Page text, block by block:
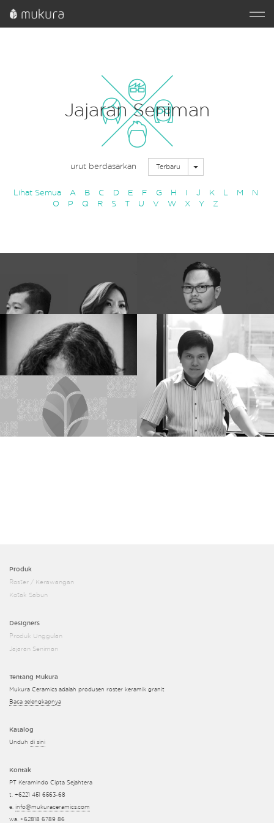
Jajaran Seniman
urut berdasarkan Terbaru Toggle Dropdown
Lihat Semua A B C D E F G H J K L M
N
O
P Q R S U V W X Y Z
DMDIO
Muhammad
Sagitha
Irianto
Purnomo
Hadi
Zenin
Adrian
Mukura
Creative
Produk
Roster / Kerawangan
Kotak Sabun
Designers
Produk Unggulan
Jajaran Seniman
Tentang Mukura
Mukura Ceramics adalah produsen roster keramik granit
Baca selengkapnya
Katalog
Unduh di sini
Kontak
PT Keramindo Cipta Sejahtera
t. +6221 451 6563-68
e. info@mukuraceramics.com
wa. +62818 6789 86